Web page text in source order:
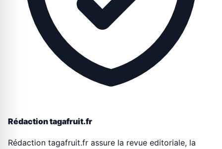
Rédaction tagafruit.fr
Rédaction tagafruit.fr assure la revue editoriale, la